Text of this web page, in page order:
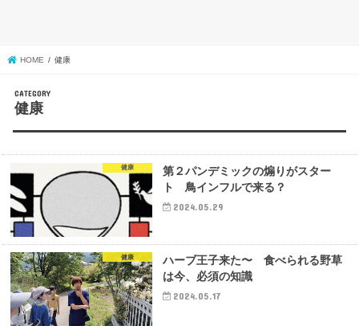
HOME 健康
健康
健康
第２パンデミックの煽りがスター
ト 鳥インフルで来る？
2024.05.29
健康
ハーブ王子来た〜 食べられる野草
は今、必須の知識
2024.05.17